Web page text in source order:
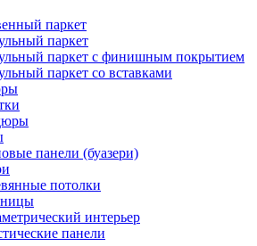
паркет
паркет
паркет с финишным покрытием
паркет со вставками
панели (буазери)
потолки
интерьер
панели